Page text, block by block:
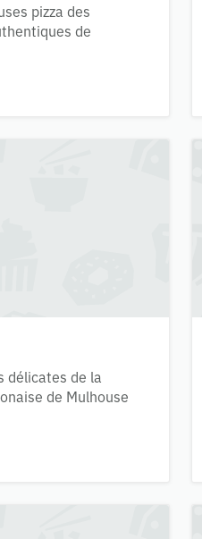
pizza des
de
délicates de la
de Mulhouse